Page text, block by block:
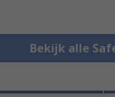
Bekijk alle